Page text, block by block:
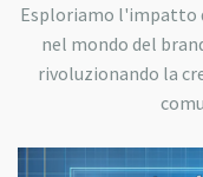
Esploriamo l'impatto
nel mondo del
rivoluzionando la